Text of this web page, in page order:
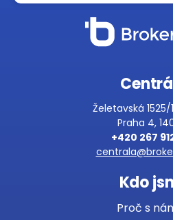
Želetavská 1525/
Praha 4,
+420 267
Kdo
Proč s